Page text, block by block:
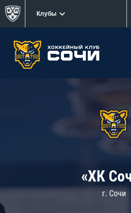
Клубы
«ХК
г. Сочи